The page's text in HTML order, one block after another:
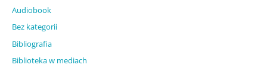
Audiobook
Bez kategorii
Bibliografia
Biblioteka w mediach